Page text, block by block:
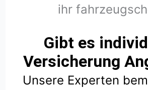
ihr
Gibt es
Versicherung
Unsere Experten